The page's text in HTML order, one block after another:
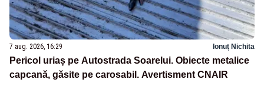
7 aug. 2026, 16:29 Ionuț Nichita
Pericol uriaș pe Autostrada Soarelui. Obiecte metalice
capcană, găsite pe carosabil. Avertisment CNAIR